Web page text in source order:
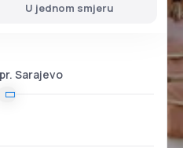
U jednom smjeru